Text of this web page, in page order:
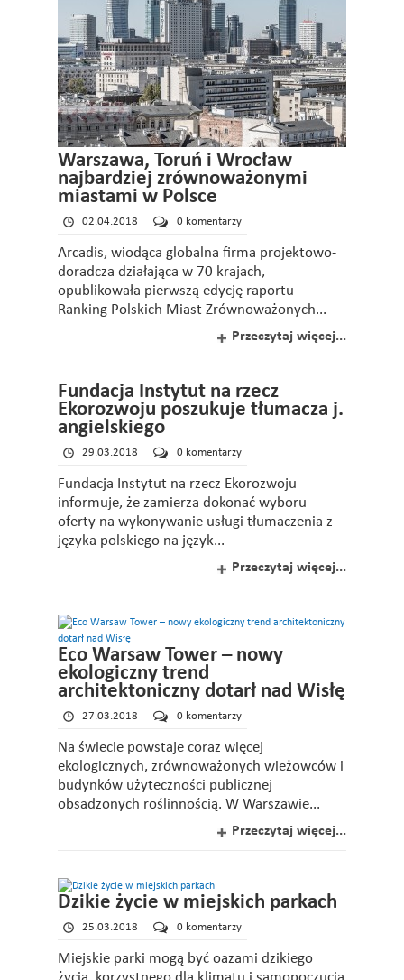
Warszawa, Toruń i Wrocław
najbardziej zrównoważonymi
miastami w Polsce
02.04.2018 0 komentarzy
Arcadis, wiodąca globalna firma projektowo-
doradcza działająca w 70 krajach,
opublikowała pierwszą edycję raportu
Ranking Polskich Miast Zrównoważonych...
Przeczytaj więcej...
Fundacja Instytut na rzecz
Ekorozwoju poszukuje tłumacza j.
angielskiego
29.03.2018 0 komentarzy
Fundacja Instytut na rzecz Ekorozwoju
informuje, że zamierza dokonać wyboru
oferty na wykonywanie usługi tłumaczenia z
języka polskiego na język...
Przeczytaj więcej...
Eco Warsaw Tower – nowy
ekologiczny trend
architektoniczny dotarł nad Wisłę
27.03.2018 0 komentarzy
Na świecie powstaje coraz więcej
ekologicznych, zrównoważonych wieżowców i
budynków użyteczności publicznej
obsadzonych roślinnością. W Warszawie...
Przeczytaj więcej...
Dzikie życie w miejskich parkach
25.03.2018 0 komentarzy
Miejskie parki mogą być oazami dzikiego